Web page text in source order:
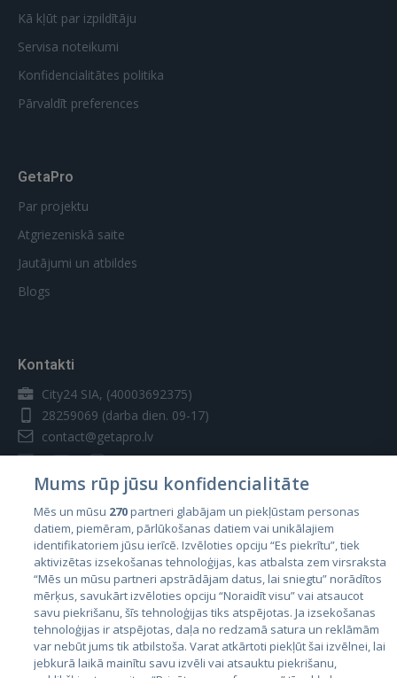
Vēl neesat reģistrējies?
REĢISTRĀCIJA
Kā kļūt par izpildītāju
Servisa noteikumi
Konfidencialitātes politika
Pārvaldīt preferences
GetaPro
Par projektu
Atgriezeniskā saite
Jautājumi un atbildes
Blogs
Kontakti
City24 SIA, (40003692375)
28259069 (darba dien. 09-17)
contact@getapro.lv
Valstis
Igaunija
Latvija
Lietuva
Mums rūp jūsu konfidencialitāte
Mēs un mūsu 270partneri glabājam un piekļūstam personas
datiem, piemēram, pārlūkošanas datiem vai unikālajiem
identifikatoriem jūsu ierīcē. Izvēloties opciju “Es piekrītu”, tiek
aktivizētas izsekošanas tehnoloģijas, kas atbalsta zem virsraksta
“Mēs un mūsu partneri apstrādājam datus, lai sniegtu” norādītos
mērķus, savukārt izvēloties opciju “Noraidīt visu” vai atsaucot
savu piekrišanu, šīs tehnoloģijas tiks atspējotas. Ja izsekošanas
tehnoloģijas ir atspējotas, daļa no redzamā satura un reklāmām
var nebūt jums tik atbilstoša. Varat atkārtoti piekļūt šai izvēlnei, lai
jebkurā laikā mainītu savu izvēli vai atsauktu piekrišanu,